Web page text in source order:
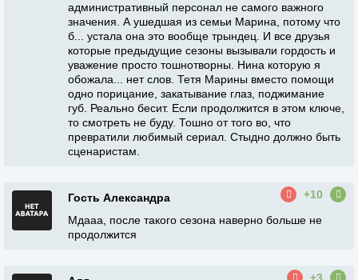
административный персонал не самого важного
значения. А ушедшая из семьи Марина, потому что
б... устала она это вообще трындец. И все друзья
которые предыдущие сезоны вызывали гордость и
уважение просто тошнотворны. Нина которую я
обожала... нет слов. Тетя Марины вместо помощи
одно порицание, закатывание глаз, поджимание
губ. Реально бесит. Если продолжится в этом ключе,
то смотреть не буду. Тошно от того во, что
превратили любимый сериал. Стыдно должно быть
сценаристам.
Гость Александра
+10
Мдааа, после такого сезона наверно больше не
продолжится